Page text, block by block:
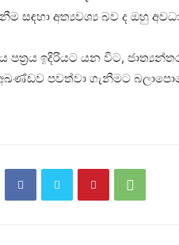
සඳහා අත්‍යවශ්‍ය බව ද ඔහු
පත්‍රය ඉදිරියට යන විට,
පවත්වා ගැනීමට